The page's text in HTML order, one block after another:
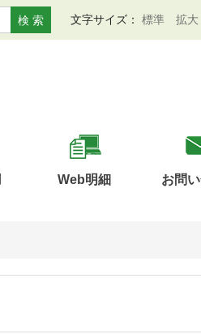
検 索 文字サイズ：標準 拡大
Web明細 お問